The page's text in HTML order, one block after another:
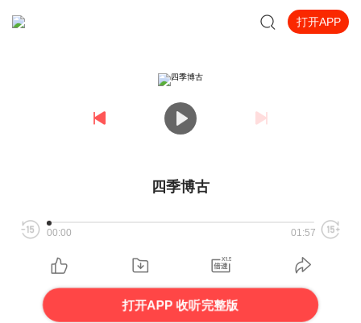
打开APP
四季博古
00:00 01:57
打开APP 收听完整版